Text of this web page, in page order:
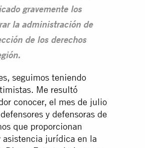
gravemente los
la administración de
de los derechos
seguimos teniendo
Me resultó
conocer, el mes de julio
y defensoras de
que proporcionan
jurídica en la